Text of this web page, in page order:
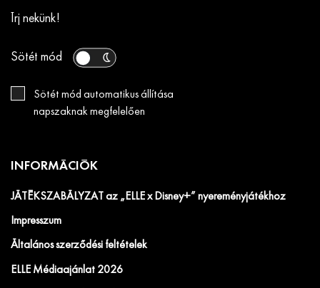
Írj nekünk!
Sötét mód
Sötét mód automatikus állítása
napszaknak megfelelően
INFORMÁCIÓK
JÁTÉKSZABÁLYZAT az „ELLE x Disney+” nyereményjátékhoz
Impresszum
Általános szerződési feltételek
ELLE Médiaajánlat 2026